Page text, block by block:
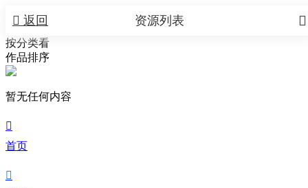
 返回 
资源列表
按分类看
作品排序
暂无任何内容

首页
